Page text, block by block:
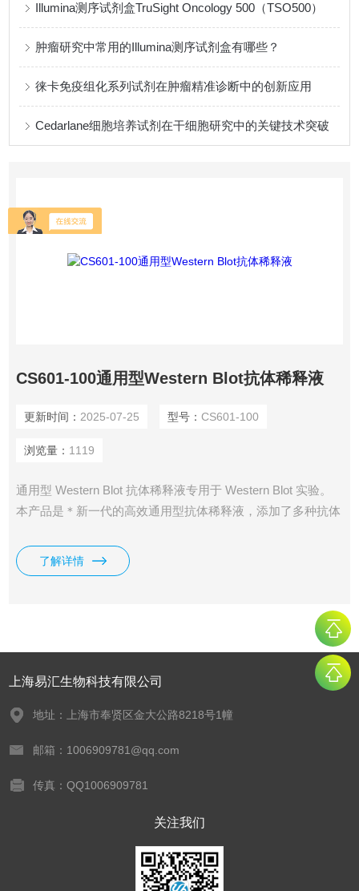
Illumina测序试剂盒TruSight Oncology 500（TSO500）
肿瘤研究中常用的Illumina测序试剂盒有哪些？
徕卡免疫组化系列试剂在肿瘤精准诊断中的创新应用
Cedarlane细胞培养试剂在干细胞研究中的关键技术突破
CS601-100通用型Western Blot抗体稀释液
更新时间： 2025-07-25 型号： CS601-100
浏览量： 1119
通用型 Western Blot 抗体稀释液专用于 Western Blot 实验。
本产品是＊新一代的高效通用型抗体稀释液，添加了多种抗体
结合，提高实验的特异性和灵敏度，本品稀释的抗体在4℃可
保存较长时间，可以反复多次使用，节约宝贵的抗体。 通用
了解详情
上海易汇生物科技有限公司
地址：上海市奉贤区金大公路8218号1幢
邮箱：1006909781@qq.com
传真：QQ1006909781
关注我们